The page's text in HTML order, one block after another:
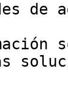
de